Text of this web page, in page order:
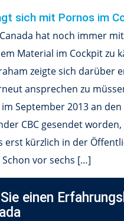
sich mit Pornos im
hat noch immer mit
Material im Cockpit zu
zeigte sich darüber
ansprechen zu
September 2013 an den
CBC gesendet
erst kürzlich in der
vor sechs […]
einen